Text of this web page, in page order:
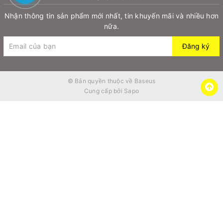
Nhận thông tin sản phẩm mới nhất, tin khuyến mãi và nhiều hơn
nữa.
Đăng ký
© Bản quyền thuộc về Baseus
Cung cấp bởi Sapo